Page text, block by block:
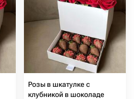
Розы в шкатулке с
клубникой в шоколаде